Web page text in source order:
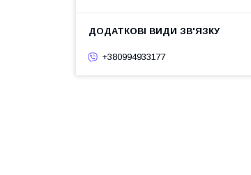
+380994933177